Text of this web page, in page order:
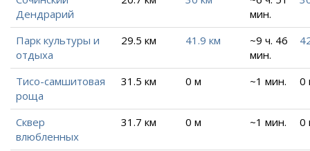
Дендрарий
мин.
Парк культуры и
отдыха
29.5 км 41.9 км
~9 ч. 46
мин.
Тисо-самшитовая
роща
31.5 км 0 м ~1 мин. 0
Сквер
влюбленных
31.7 км 0 м ~1 мин. 0